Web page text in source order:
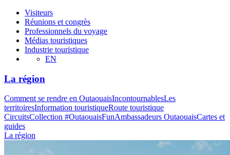
Visiteurs
Réunions et congrès
Professionnels du voyage
Médias touristiques
Industrie touristique
EN
La région
Comment se rendre en OutaouaisIncontournablesLes
territoiresInformation touristiqueRoute touristique
CircuitsCollection #OutaouaisFunAmbassadeurs OutaouaisCartes et
guides
La région